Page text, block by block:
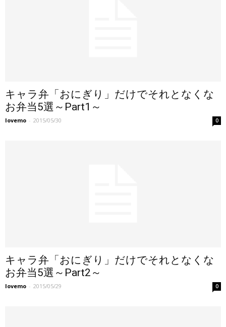
キャラ弁「おにぎり」だけでそれとなくな
お弁当5選～Part1～
lovemo - 2015/05/30 0
キャラ弁「おにぎり」だけでそれとなくな
お弁当5選～Part2～
lovemo - 2015/05/29 0